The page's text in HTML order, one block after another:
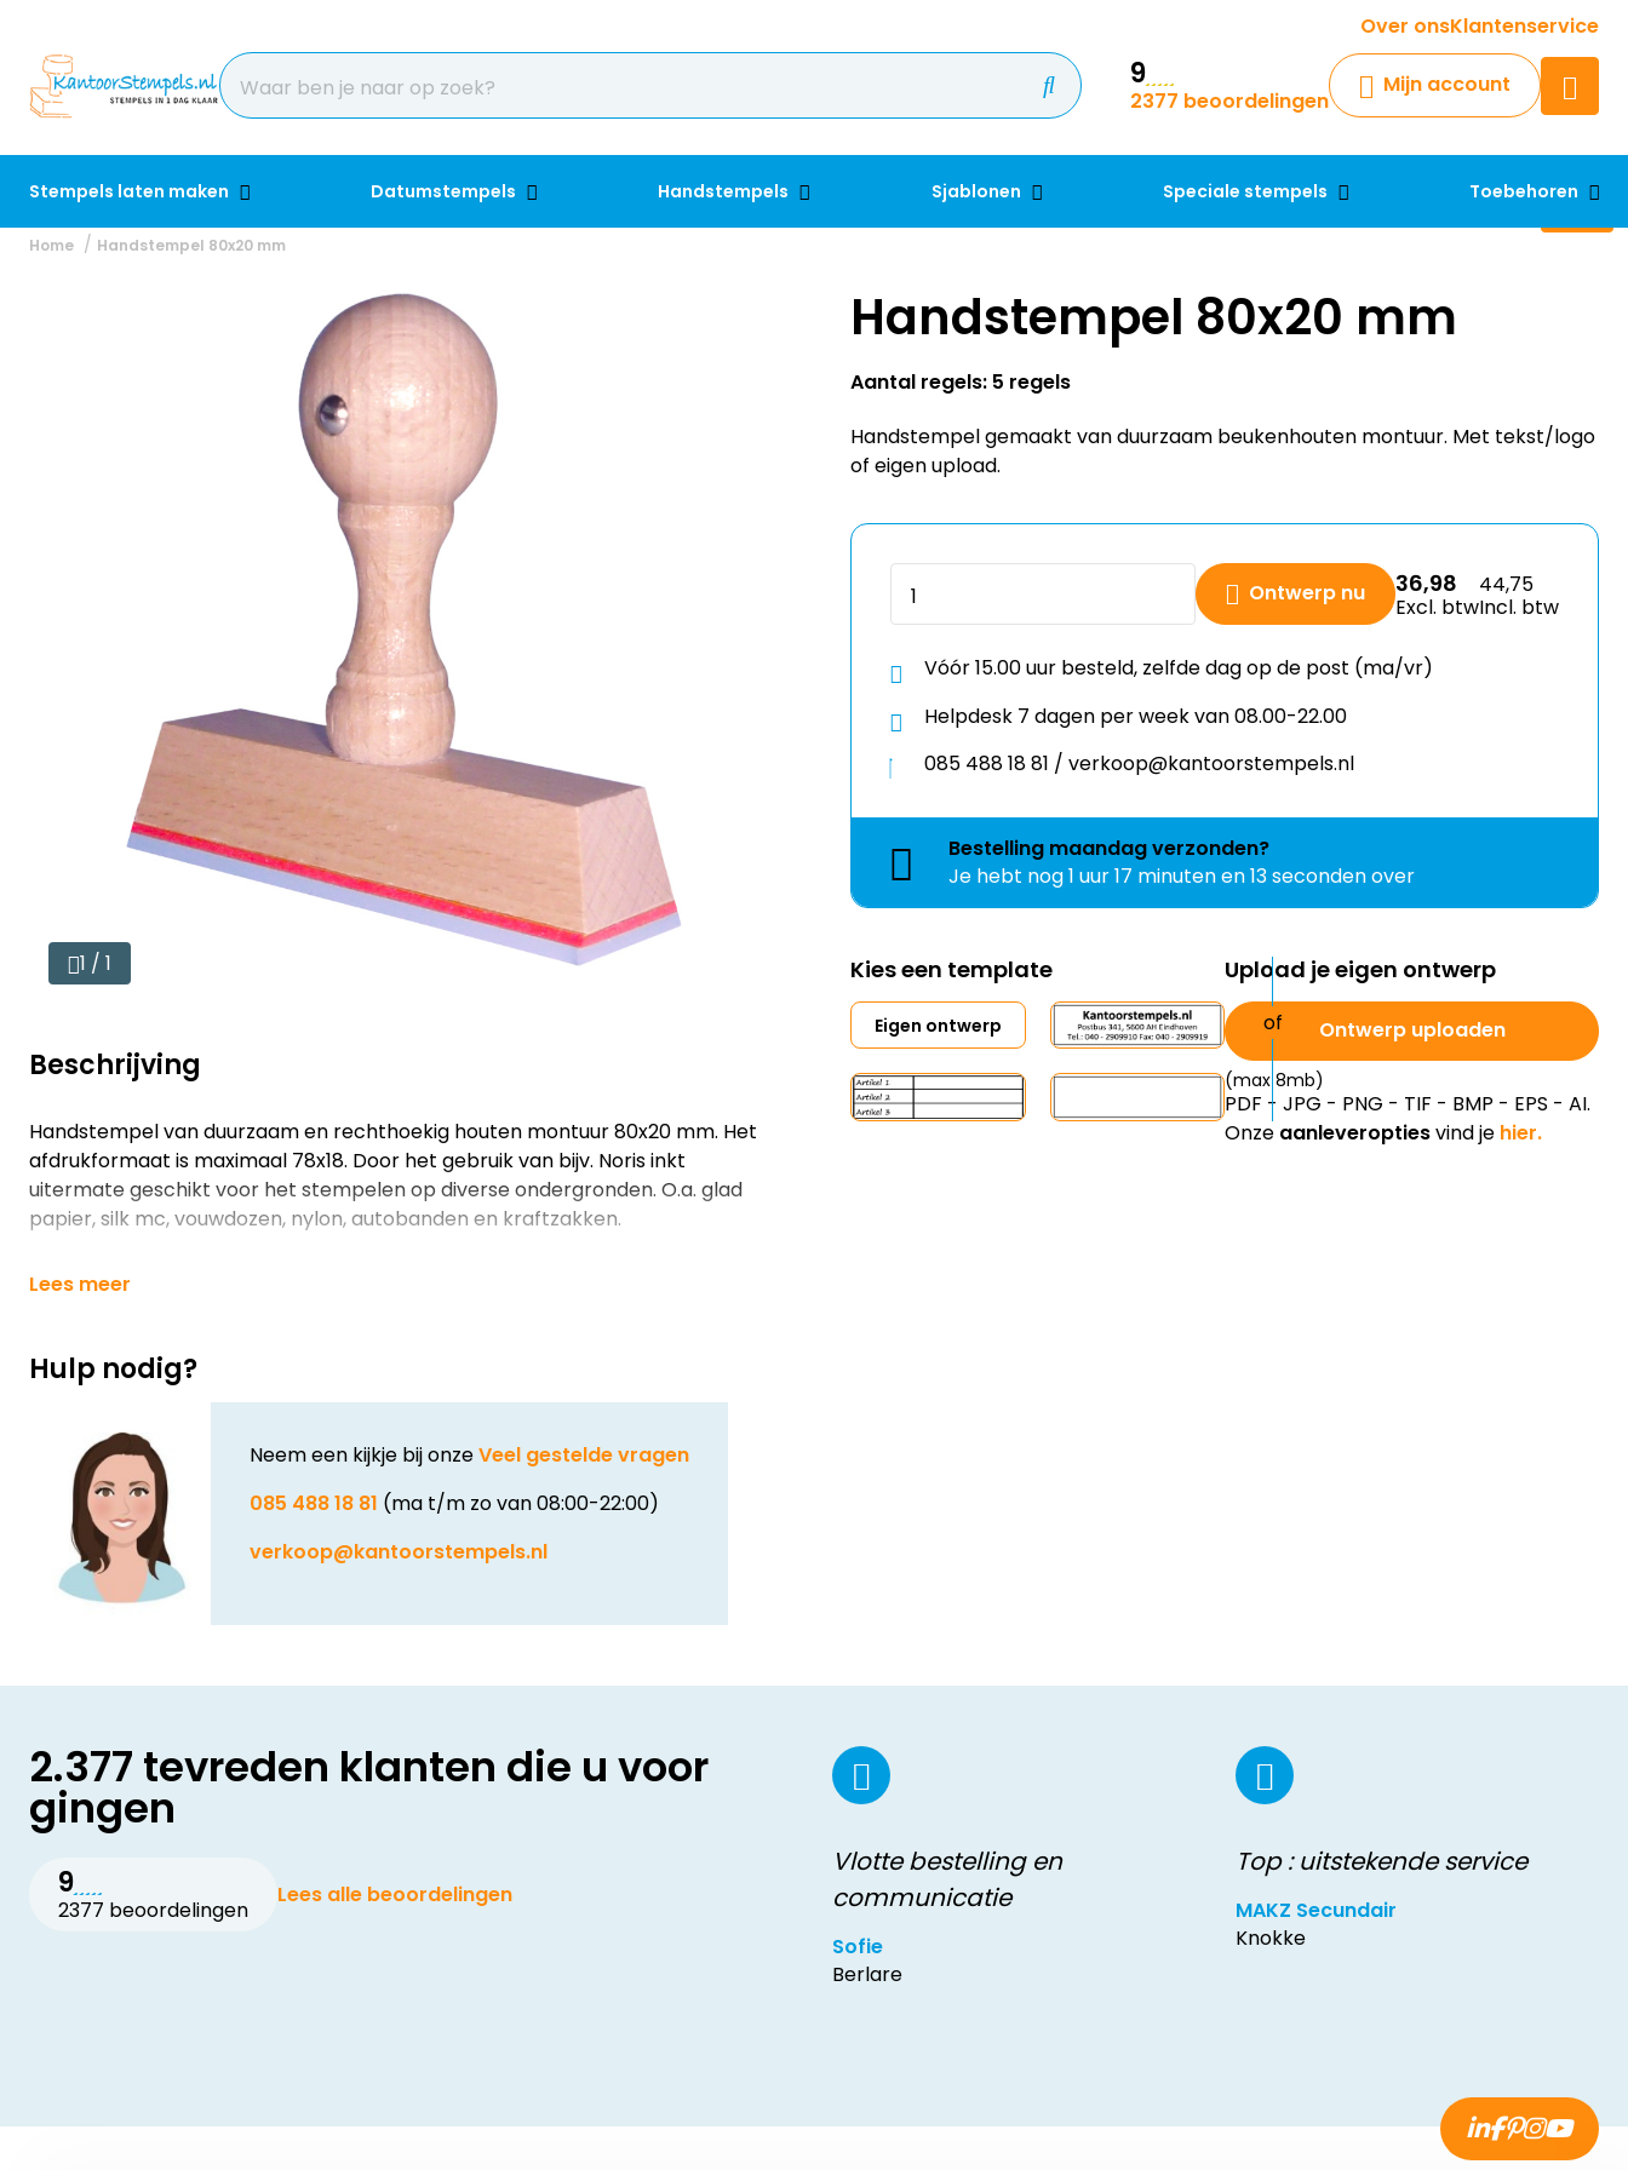
Over onsKlantenservice
9
2377 beoordelingen
Mijn account
Stempels laten maken Datumstempels Handstempels Sjablonen Speciale stempels Toebehoren
Krijg een antwoord op uw vraag
Chatbot
Chat 24/7 met onze chatbot
Contact
Home Handstempel 80x20 mm
1 / 1
Beschrijving
Handstempel van duurzaam en rechthoekig houten montuur 80x20 mm. Het
afdrukformaat is maximaal 78x18. Door het gebruik van bijv. Noris inkt
uitermate geschikt voor het stempelen op diverse ondergronden. O.a. glad
papier, silk mc, vouwdozen, nylon, autobanden en kraftzakken.
Lees meer
Hulp nodig?
Neem een kijkje bij onzeVeel gestelde vragen
085 488 18 81 (ma t/m zo van 08:00-22:00)
verkoop@kantoorstempels.nl
Handstempel 80x20 mm
Aantal regels: 5 regels
Handstempel gemaakt van duurzaam beukenhouten montuur. Met tekst/logo
of eigen upload.
Ontwerp nu 36,98
Excl. btw
44,75
Incl. btw
Vóór 15.00 uur besteld, zelfde dag op de post (ma/vr)
Helpdesk 7 dagen per week van 08.00-22.00
085 488 18 81 / verkoop@kantoorstempels.nl
Bestelling maandagverzonden?
Je hebt nog1 uur 17 minuten en 12 seconden over
Kies een template
Eigen ontwerp
Upload je eigen ontwerp
Ontwerp uploaden
(max 8mb)
PDF - JPG - PNG - TIF - BMP - EPS - AI.
Onze aanleveroptiesvind je hier.
2.377 tevreden klanten die u voor
gingen
9
2377 beoordelingen
Lees alle beoordelingen
Vlotte bestelling en
communicatie
Sofie
Berlare
Top : uitstekende service
MAKZ Secundair
Knokke